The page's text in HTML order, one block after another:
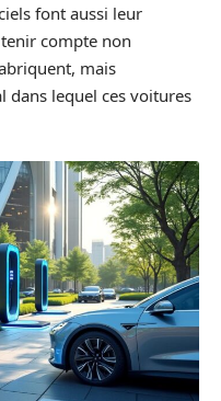
font aussi leur
compte non
mais
dans lequel ces voitures